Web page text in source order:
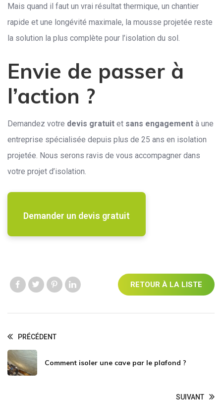
Mais quand il faut un vrai résultat thermique, un chantier
rapide et une longévité maximale, la mousse projetée reste
la solution la plus complète pour l’isolation du sol.
Envie de passer à
l’action ?
Demandez votre devis gratuit et sans engagement à une
entreprise spécialisée depuis plus de 25 ans en isolation
projetée. Nous serons ravis de vous accompagner dans
votre projet d’isolation.
Demander un devis gratuit
Like usLike usLike us RETOUR À LA LISTE
PRÉCÉDENT
Comment isoler une cave par le plafond ?
SUIVANT